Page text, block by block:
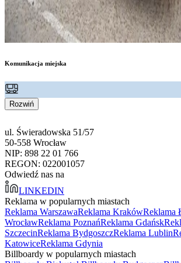
Komunikacja miejska
Rozwiń
ul. Świeradowska 51/57
50-558 Wrocław
NIP: 898 22 01 766
REGON: 022001057
Odwiedź nas na
LINKEDIN
Reklama w popularnych miastach
Reklama WarszawaReklama KrakówReklama
WrocławReklama PoznańReklama Gdańsk
SzczecinReklama BydgoszczReklama Lublin
KatowiceReklama Gdynia
Billboardy w popularnych miastach